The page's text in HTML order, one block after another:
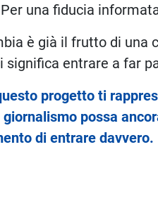
una fiducia
è già il frutto di una
significa entrare a far
progetto ti
possa
di entrare davvero.